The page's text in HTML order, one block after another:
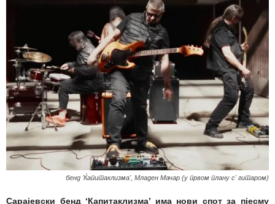
бенд 'Ќапитаклизма', Младен Мачар (у првом плану с' гитаром)
Сарајевски бенд ‘Капитаклизма’ има нови спот за пјесму